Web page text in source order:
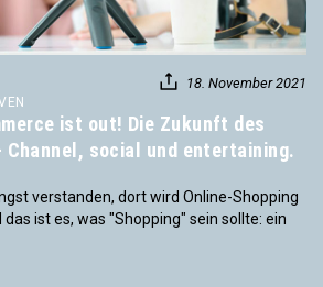
18. November 2021
ist out! Die Zukunft des
social und entertaining.
verstanden, dort wird Online-Shopping
ist es, was "Shopping" sein sollte: ein